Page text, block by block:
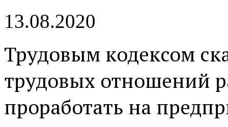
13.08.2020
Трудовым кодексом
трудовых отношений
проработать на